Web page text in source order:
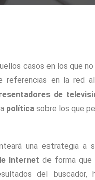
casos en los que
referencias en la red
de
políticasobre los que
una estrategia a
Internet de forma que
del buscador,